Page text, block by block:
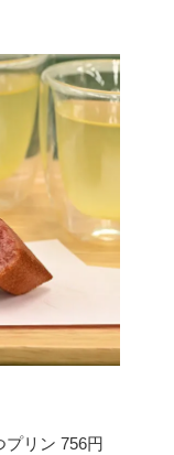
リン 756円